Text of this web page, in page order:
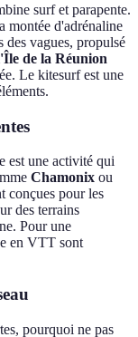
surf et parapente.
montée d'adrénaline
des vagues, propulsé
de la Réunion
Le kitesurf est une
est une activité qui
Chamonix ou
conçues pour les
des terrains
Pour une
en VTT sont
pourquoi ne pas